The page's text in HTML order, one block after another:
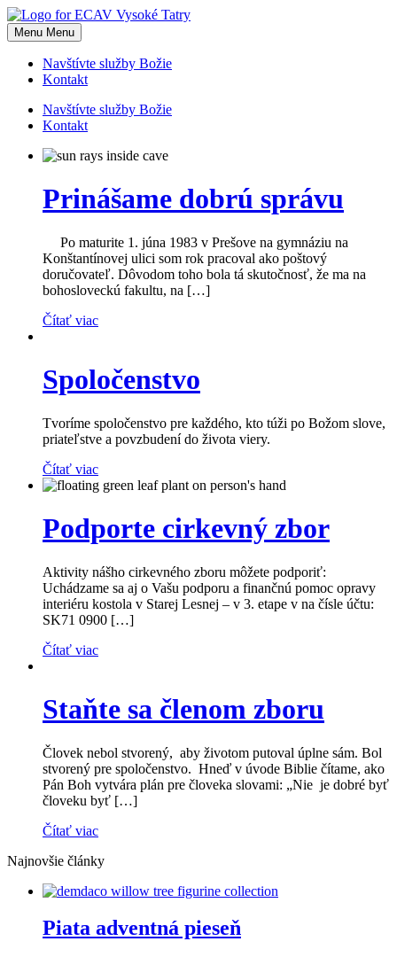
Skip
to
content
Menu Menu
Navštívte služby Božie
Kontakt
Navštívte služby Božie
Kontakt
Prinášame dobrú správu
Po maturite 1. júna 1983 v Prešove na gymnáziu na
Konštantínovej ulici som rok pracoval ako poštový
doručovateľ. Dôvodom toho bola tá skutočnosť, že ma na
bohosloveckú fakultu, na […]
Čítať viac
Spoločenstvo
Tvoríme spoločenstvo pre každého, kto túži po Božom slove,
priateľstve a povzbudení do života viery.
Čítať viac
Podporte cirkevný zbor
Aktivity nášho cirkevného zboru môžete podporiť:
Uchádzame sa aj o Vašu podporu a finančnú pomoc opravy
interiéru kostola v Starej Lesnej – v 3. etape v na čísle účtu:
SK71 0900 […]
Čítať viac
Staňte sa členom zboru
Človek nebol stvorený, aby životom putoval úplne sám. Bol
stvorený pre spoločenstvo. Hneď v úvode Biblie čítame, ako
Pán Boh vytvára plán pre človeka slovami: „Nie je dobré byť
človeku byť […]
Čítať viac
Najnovšie články
Piata adventná pieseň